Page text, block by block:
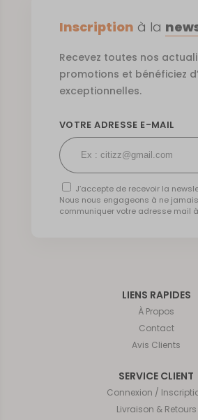
LIENS RAPIDES
À Propos
Contact
Avis Clients
SERVICE CLIENT
Connexion /
Livraison & Retours
Inscription à la
Recevez toutes nos
promotions et bénéficiez
exceptionnelles.
VOTRE ADRESSE E-MAIL
J’accepte de recevoir la
Nous nous engageons à ne jamais
communiquer votre adresse mail